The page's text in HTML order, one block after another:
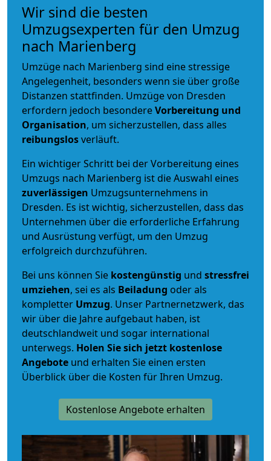
Wir sind die besten
Umzugsexperten für den Umzug
nach Marienberg
Umzüge nach Marienberg sind eine stressige
Angelegenheit, besonders wenn sie über große
Distanzen stattfinden. Umzüge von Dresden
erfordern jedoch besondereVorbereitung und
Organisation, um sicherzustellen, dass alles
reibungslosverläuft.
Ein wichtiger Schritt bei der Vorbereitung eines
Umzugs nach Marienberg ist die Auswahl eines
zuverlässigen Umzugsunternehmens in
Dresden. Es ist wichtig, sicherzustellen, dass das
Unternehmen über die erforderliche Erfahrung
und Ausrüstung verfügt, um den Umzug
erfolgreich durchzuführen.
Bei uns können Sie kostengünstig und stressfrei
umziehen, sei es als Beiladung oder als
kompletter Umzug. Unser Partnernetzwerk, das
wir über die Jahre aufgebaut haben, ist
deutschlandweit und sogar international
unterwegs. Holen Sie sich jetzt kostenlose
Angebote und erhalten Sie einen ersten
Überblick über die Kosten für Ihren Umzug.
Kostenlose Angebote erhalten